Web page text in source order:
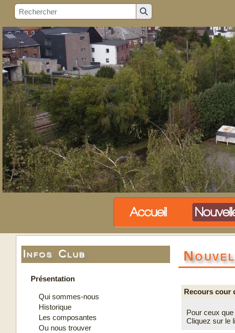
Accueil
Infos Club
Présentation
Qui sommes-nous
Historique
Les composantes
Ou nous trouver
Recours cour
Pour ceux
Cliquez sur le